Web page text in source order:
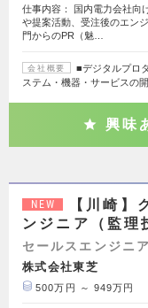
仕事内容： 国内電力会社向
や提案活動、受注後のエン
門からのPR（魅…
会社概要
■デジタルプロ
ステム・機器・サービスの
興味
NEW
【川崎】
ンジニア（監理
セールスエンジニ
株式会社東芝
500万円 ～ 949万円